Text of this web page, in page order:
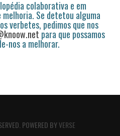
colaborativa e em
Se detetou alguma
verbetes, pedimos que nos
para que possamos
nos a melhorar.
POWERED BYVERSE